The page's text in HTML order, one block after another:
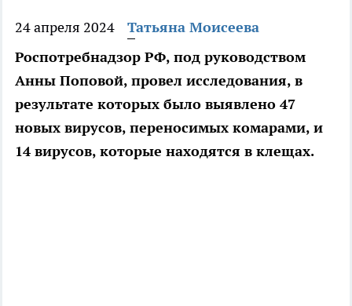
24 апреля 2024
Татьяна Моисеева
Роспотребнадзор РФ, под руководством
Анны Поповой, провел исследования, в
результате которых было выявлено 47
новых вирусов, переносимых комарами, и
14 вирусов, которые находятся в клещах.